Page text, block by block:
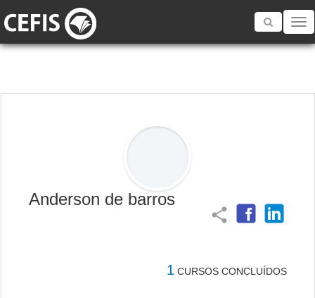
Toggle
Anderson de barros
share
1 CURSOS CONCLUÍDOS